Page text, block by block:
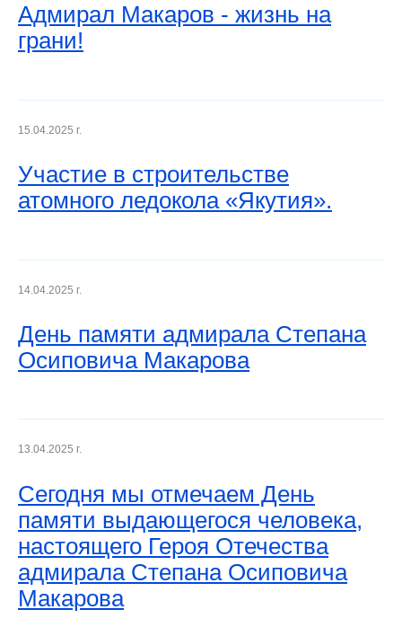
Адмирал Макаров - жизнь на
грани!
15.04.2025 г.
Участие в строительстве
атомного ледокола «Якутия».
14.04.2025 г.
День памяти адмирала Степана
Осиповича Макарова
13.04.2025 г.
Сегодня мы отмечаем День
памяти выдающегося человека,
настоящего Героя Отечества
адмирала Степана Осиповича
Макарова